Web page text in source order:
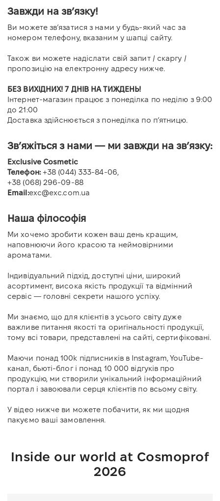
Завжди на звʼязку!
Ви можете зв’язатися з нами у будь-який час за
номером телефону, вказаним у шапці сайту.
Також ви можете надіслати свій запит / скаргу /
пропозицію на електронну адресу нижче.
БЕЗ ВИХІДНИХ! 7 ДНІВ НА ТИЖДЕНЬ!
Інтернет-магазин працює з понеділка по неділю з 9:00
до 21:00
Доставка здійснюється з понеділка по п’ятницю.
Зв’яжіться з нами — ми завжди на зв’язку:
Exclusive Сosmetic
Телефон:+38 (044) 333-84-06,
+38 (068) 296-09-88
Email:exc@exc.com.ua
Наша філософія
Ми хочемо зробити кожен ваш день кращим,
наповнюючи його красою та неймовірними
ароматами.
Індивідуальний підхід, доступні ціни, широкий
асортимент, висока якість продукції та відмінний
сервіс — головні секрети нашого успіху.
Ми знаємо, що для клієнтів з усього світу дуже
важливе питання якості та оригінальності продукції,
тому всі товари, представлені на сайті, сертифіковані.
Маючи понад 100k підписників в Instagram, YouTube-
канал, бьюті-блог і понад 10 000 відгуків про
продукцію, ми створили унікальний інформаційний
портал і завоювали серця клієнтів по всьому світу.
У відео нижче ви можете побачити, як ми щодня
пакуємо ваші замовлення.
Inside our world at Cosmoprof
2026